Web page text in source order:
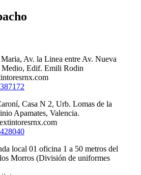
Av. la Linea entre Av. Nueva
Medio, Edif. Emili Rodin
Casa N 2, Urb. Lomas de la
Apamates, Valencia.
local 01 oficina 1 a 50 metros del
Morros (División de uniformes